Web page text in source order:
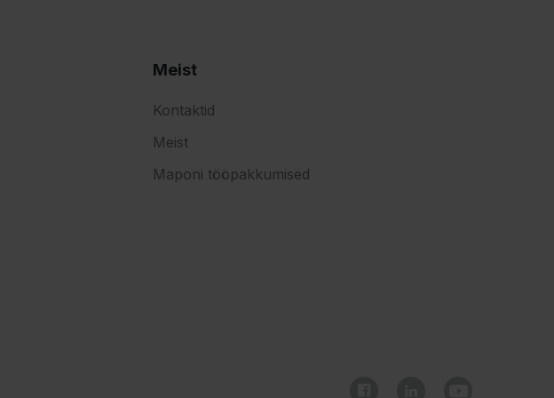
Meist
Kontaktid
Meist
Maponi tööpakkumised